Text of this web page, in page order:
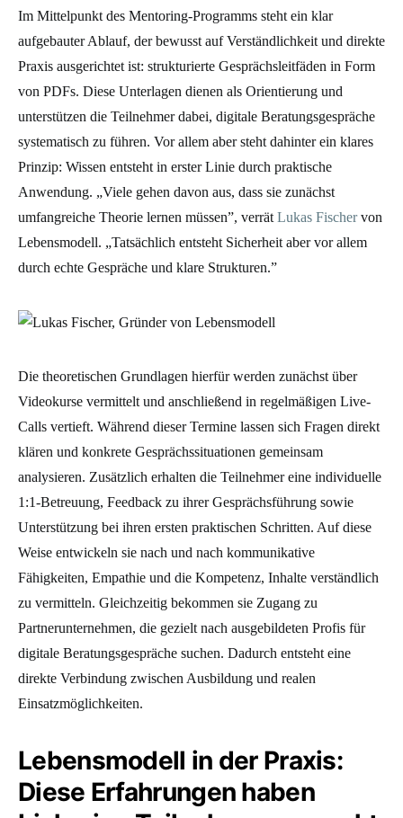
Im Mittelpunkt des Mentoring-Programms steht ein klar
aufgebauter Ablauf, der bewusst auf Verständlichkeit und direkte
Praxis ausgerichtet ist: strukturierte Gesprächsleitfäden in Form
von PDFs. Diese Unterlagen dienen als Orientierung und
unterstützen die Teilnehmer dabei, digitale Beratungsgespräche
systematisch zu führen. Vor allem aber steht dahinter ein klares
Prinzip: Wissen entsteht in erster Linie durch praktische
Anwendung. „Viele gehen davon aus, dass sie zunächst
umfangreiche Theorie lernen müssen”, verrät Lukas Fischervon
Lebensmodell. „Tatsächlich entsteht Sicherheit aber vor allem
durch echte Gespräche und klare Strukturen.”
Die theoretischen Grundlagen hierfür werden zunächst über
Videokurse vermittelt und anschließend in regelmäßigen Live-
Calls vertieft. Während dieser Termine lassen sich Fragen direkt
klären und konkrete Gesprächssituationen gemeinsam
analysieren. Zusätzlich erhalten die Teilnehmer eine individuelle
1:1-Betreuung, Feedback zu ihrer Gesprächsführung sowie
Unterstützung bei ihren ersten praktischen Schritten. Auf diese
Weise entwickeln sie nach und nach kommunikative
Fähigkeiten, Empathie und die Kompetenz, Inhalte verständlich
zu vermitteln. Gleichzeitig bekommen sie Zugang zu
Partnerunternehmen, die gezielt nach ausgebildeten Profis für
digitale Beratungsgespräche suchen. Dadurch entsteht eine
direkte Verbindung zwischen Ausbildung und realen
Einsatzmöglichkeiten.
Lebensmodell in der Praxis:
Diese Erfahrungen haben